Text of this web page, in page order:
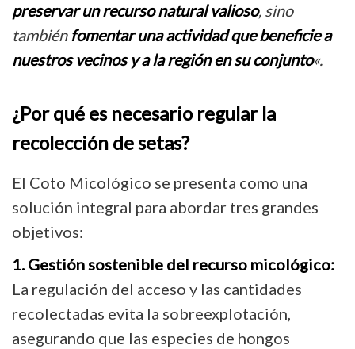
preservar un recurso natural valioso, sino
también fomentar una actividad que beneficie a
nuestros vecinos y a la región en su conjunto«.
¿Por qué es necesario regular la
recolección de setas?
El Coto Micológico se presenta como una
solución integral para abordar tres grandes
objetivos:
1. Gestión sostenible del recurso micológico:
La regulación del acceso y las cantidades
recolectadas evita la sobreexplotación,
asegurando que las especies de hongos